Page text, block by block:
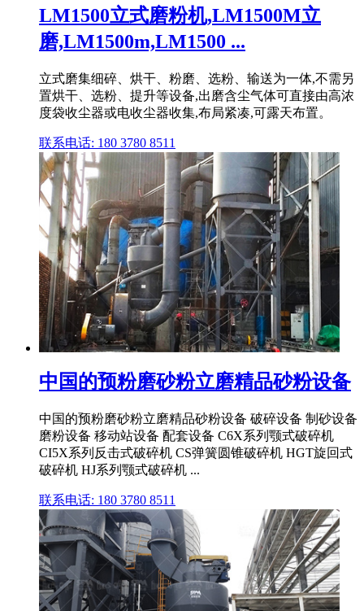
LM1500立式磨粉机,LM1500M立
磨,LM1500m,LM1500 ...
立式磨集细碎、烘干、粉磨、选粉、输送为一体,不需另
置烘干、选粉、提升等设备,出磨含尘气体可直接由高浓
度袋收尘器或电收尘器收集,布局紧凑,可露天布置。
联系电话: 180 3780 8511
中国的预粉磨砂粉立磨精品砂粉设备
中国的预粉磨砂粉立磨精品砂粉设备 破碎设备 制砂设备
磨粉设备 移动站设备 配套设备 C6X系列颚式破碎机
CI5X系列反击式破碎机 CS弹簧圆锥破碎机 HGT旋回式
破碎机 HJ系列颚式破碎机 ...
联系电话: 180 3780 8511